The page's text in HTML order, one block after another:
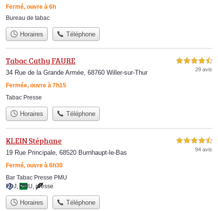
Fermé, ouvre à 6h
Bureau de tabac
Horaires Téléphone
Tabac Cathy FAURE
34 Rue de la Grande Armée, 68760 Willer-sur-Thur
Fermée, ouvre à 7h15
4,5 étoiles sur 5
29 avis
Tabac Presse
Horaires Téléphone
KLEIN Stéphane
19 Rue Principale, 68520 Burnhaupt-le-Bas
Fermé, ouvre à 6h30
4,5 étoiles sur 5
94 avis
Bar Tabac Presse PMU
FDJ PMU presse
Horaires Téléphone